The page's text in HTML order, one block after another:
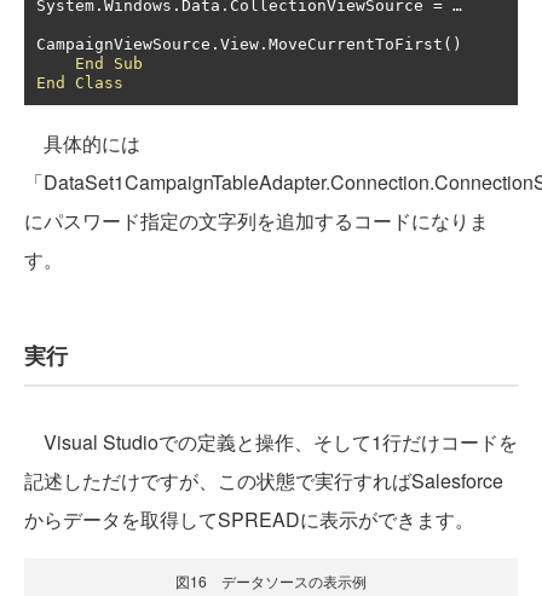
System . Windows . Data . CollectionViewSource = …
CampaignViewSource . View . MoveCurrentToFirst ()
End
Sub
End
Class
具体的には
「
にパスワード指定の文字列を追加するコードになりま
す。
実行
Visual Studioでの定義と操作、そして1行だけコードを
記述しただけですが、この状態で実行すればSalesforce
からデータを取得してSPREADに表示ができます。
図16 データソースの表示例